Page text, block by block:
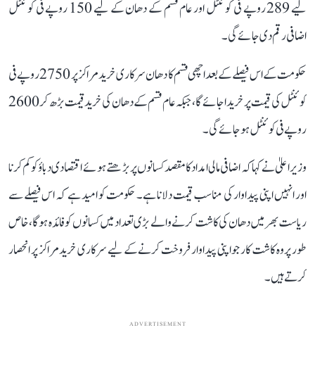
لیے 289 روپے فی کوئنٹل اور عام قسم کے دھان کے لیے 150 روپے فی کوئنٹل
اضافی رقم دی جائے گی۔
حکومت کے اس فیصلے کے بعد اچھی قسم کا دھان سرکاری خرید مراکز پر 2750 روپے فی
کوئنٹل کی قیمت پر خریدا جائے گا، جبکہ عام قسم کے دھان کی خرید قیمت بڑھ کر 2600
روپے فی کوئنٹل ہو جائے گی۔
وزیر اعلیٰ نے کہا کہ اضافی مالی امداد کا مقصد کسانوں پر بڑھتے ہوئے اقتصادی دباؤ کو کم کرنا
اور انہیں اپنی پیداوار کی مناسب قیمت دلانا ہے۔ حکومت کو امید ہے کہ اس فیصلے سے
ریاست بھر میں دھان کی کاشت کرنے والے بڑی تعداد میں کسانوں کو فائدہ ہوگا، خاص
طور پر وہ کاشت کار جو اپنی پیداوار فروخت کرنے کے لیے سرکاری خرید مراکز پر انحصار
کرتے ہیں۔
ADVERTISEMENT